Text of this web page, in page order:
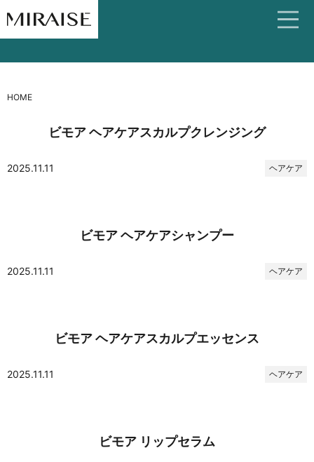
HOME
ビモア ヘアケアスカルプクレンジング
2025.11.11 ヘアケア
ビモア ヘアケアシャンプー
2025.11.11 ヘアケア
ビモア ヘアケアスカルプエッセンス
2025.11.11 ヘアケア
ビモア リップセラム